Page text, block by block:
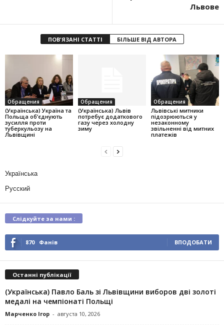
Львове
ПОВ'ЯЗАНІ СТАТТІ БІЛЬШЕ ВІД АВТОРА
Обращения
(Українська) Україна та
Польща об’єднують
зусилля проти
туберкульозу на
Львівщині
Обращения
(Українська) Львів
потребує додаткового
газу через холодну
зиму
Обращения
Львівські митники
підозрюються у
незаконному
звільненні від митних
платежів
Українська
Русский
Слідкуйте за нами :
870 Фанів ВПОДОБАТИ
Останні публікації
(Українська) Павло Баль зі Львівщини виборов дві золоті
медалі на чемпіонаті Польщі
Марченко Ігор - августа 10, 2026